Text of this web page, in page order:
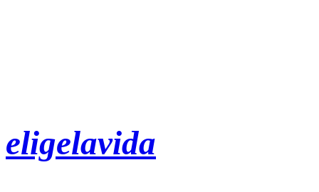
eligelavida